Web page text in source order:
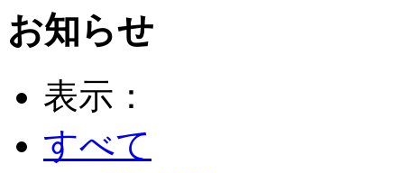
お知らせ
表示：
すべて